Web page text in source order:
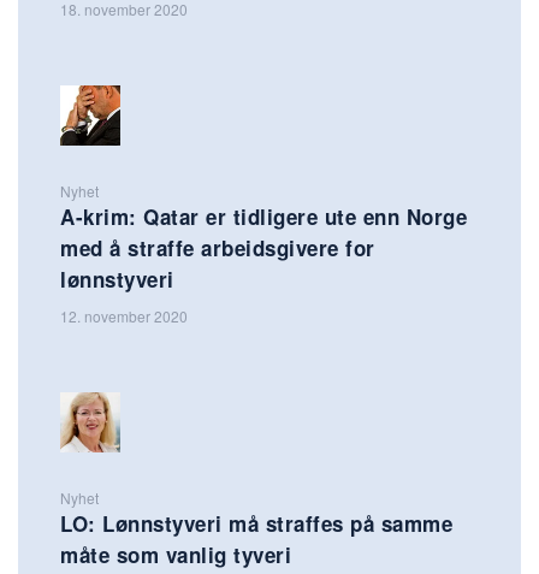
18. november 2020
Nyhet
A-krim: Qatar er tidligere ute enn Norge
med å straffe arbeidsgivere for
lønnstyveri
12. november 2020
Nyhet
LO: Lønnstyveri må straffes på samme
måte som vanlig tyveri